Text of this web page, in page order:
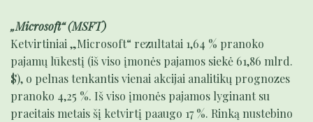
„Microsoft“ (MSFT)
Ketvirtiniai „Microsoft“ rezultatai 1,64 % pranoko
pajamų lūkestį (iš viso įmonės pajamos siekė 61,86 mlrd.
$), o pelnas tenkantis vienai akcijai analitikų prognozes
pranoko 4,25 %. Iš viso įmonės pajamos lyginant su
praeitais metais šį ketvirtį paaugo 17 %. Rinką nustebino